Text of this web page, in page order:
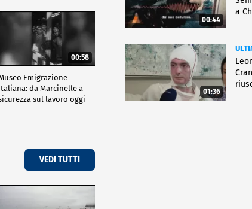
00:58
Emigrazione
da Marcinelle a
sul lavoro oggi
VEDI TUTTI
00:44
a
01:36